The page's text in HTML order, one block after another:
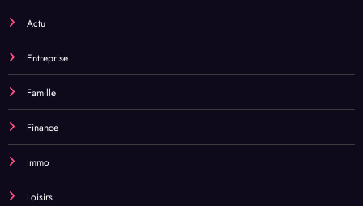
Actu
Entreprise
Famille
Finance
Immo
Loisirs